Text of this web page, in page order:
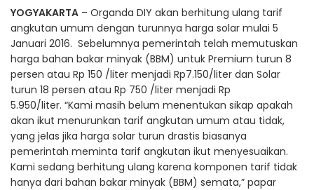
YOGYAKARTA – Organda DIY akan berhitung ulang tarif
angkutan umum dengan turunnya harga solar mulai 5
Januari 2016. Sebelumnya pemerintah telah memutuskan
harga bahan bakar minyak (BBM) untuk Premium turun 8
persen atau Rp 150 /liter menjadi Rp7.150/liter dan Solar
turun 18 persen atau Rp 750 /liter menjadi Rp
5.950/liter. “Kami masih belum menentukan sikap apakah
akan ikut menurunkan tarif angkutan umum atau tidak,
yang jelas jika harga solar turun drastis biasanya
pemerintah meminta tarif angkutan ikut menyesuaikan.
Kami sedang berhitung ulang karena komponen tarif tidak
hanya dari bahan bakar minyak (BBM) semata,” papar